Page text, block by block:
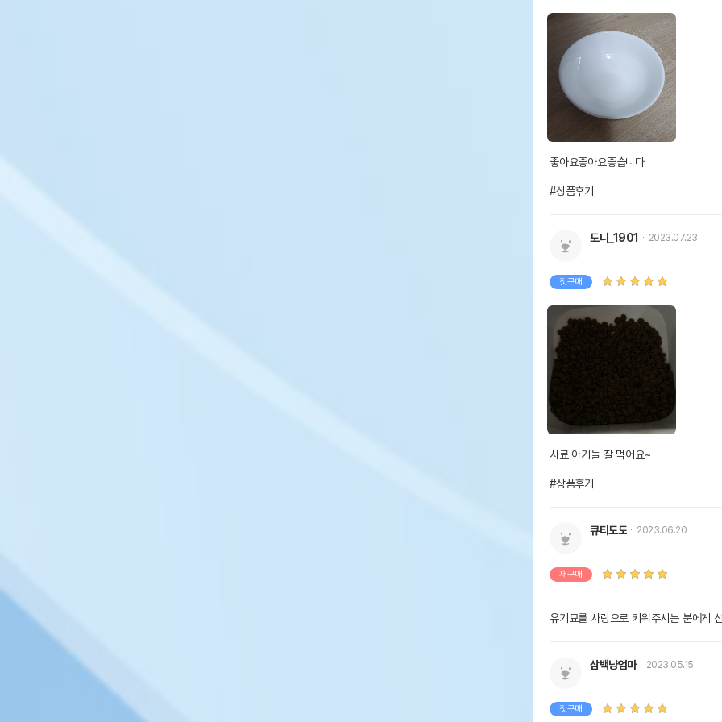
좋아요좋아요좋습니다
#상품후기
도니_1901 2023.07.23
첫구매
사료 아기들 잘 먹어요~
#상품후기
큐티도도 2023.06.20
재구매
유기묘를 사랑으로 키워주시는 분에게
삼백냥엄마 2023.05.15
첫구매